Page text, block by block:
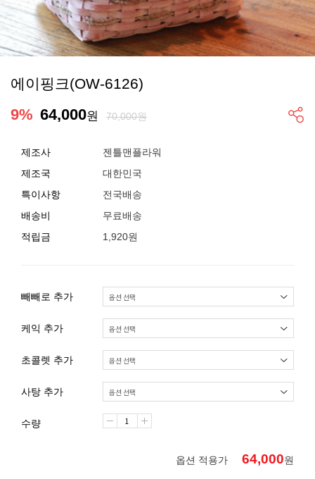
에이핑크(OW-6126)
9% 64,000원 70,000원
제조사
젠틀맨플라워
제조국
대한민국
특이사항
전국배송
배송비
무료배송
적립금
1,920원
빼빼로 추가
케익 추가
초콜렛 추가
사탕 추가
수량
옵션 적용가 64,000원